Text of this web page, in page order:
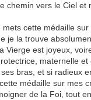
chemin vers le Ciel et
cette médaille
je la trouve
Vierge est joyeux,
maternelle et
bras, et si radieux
médaille sur mes
de la Foi, tout